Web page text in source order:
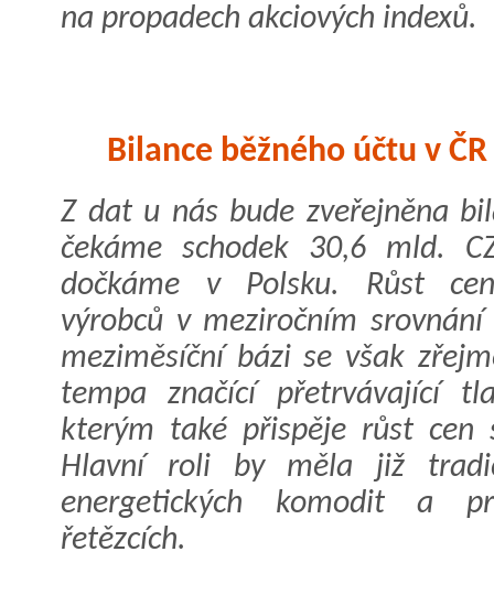
na propadech akciových indexů.
Bilance běžného účtu v
Z dat u nás bude zveřejněna
čekáme schodek 30,6 mld.
dočkáme v Polsku. Růst
výrobců v meziročním
meziměsíční bázi se však
tempa značící přetrvávající
kterým také přispěje růst cen
Hlavní roli by měla již
energetických komodit a
řetězcích.